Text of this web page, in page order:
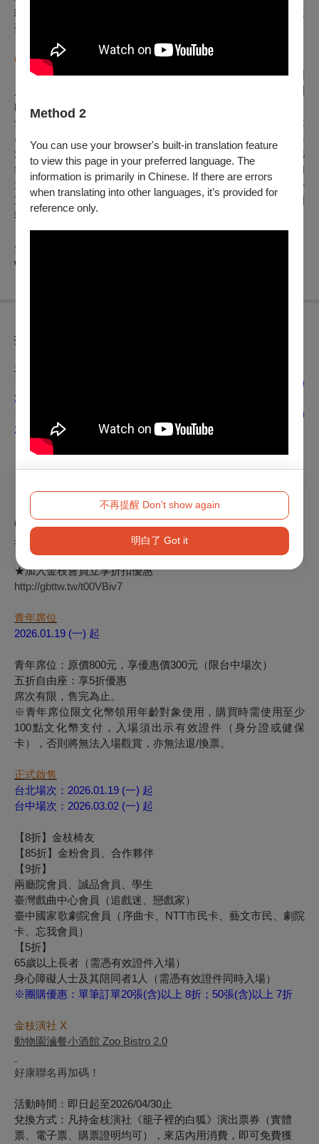
Method 2
You can use your browser's built-in translation feature
to view this page in your preferred language. The
information is primarily in Chinese. If there are errors
when translating into other languages, it’s provided for
reference only.
不再提醒 Don't show again
明白了 Got it
編導作品《再一步，天堂？！》「獨腳戲《王子》」《仲夏夜
夢》《Hamlet No.9》。
■ 金枝演社劇團
「金枝」是人類學的名著；祭司與先知以黃金樹枝賄賂守門
的名號，搬演台語音樂劇，帶領觀眾去冒險。
金枝演社，創立於1993年春天，秉持「從土地長出來的文化最
感人」理念，不但以開創特有的台語歌舞劇美學，獲雲門舞集
創辦人林懷民盛讚「開啟台語音樂劇的時代」，被譽為最接地
氣的台客戲劇天團；更走出劇場，多部結合歷史及古蹟場域的
大型創作展演，開啟臺灣經典「史詩環境劇場」，深獲國內外
重要肯定，是當代極具臺灣文化美學特色的現代劇團。（本團
獲國藝會2025年度演藝團隊年度獎助專案）
金枝官網：
www.goldenbough.com.tw
折扣方案
全民早鳥
台北場次：2025.12.17 (三) 中午12:00 — 2026.01.18 (日)
23:59
台中場次：2025.12.17 (三) 中午12:00 — 2026.03.01 (日)
23:59
【8折】一般觀眾
65歲以上長者（需憑有效證件入場）
身心障礙人士及其陪同者1人（需憑有效證件同時入場）
★加入金枝會員立享折扣優惠
http://gbttw.tw/t00VBiv7
青年席位
2026.01.19 (一) 起
青年席位：原價800元，享優惠價300元（限台中場次）
五折自由座：享5折優惠
席次有限，售完為止。
※青年席位限文化幣領用年齡對象使用，購買時需使用至少
100點文化幣支付，入場須出示有效證件（身分證或健保
卡），否則將無法入場觀賞，亦無法退/換票。
正式啟售
台北場次：2026.01.19 (一) 起
台中場次：2026.03.02 (一) 起
【8折】金枝椅友
【85折】金粉會員、合作夥伴
【9折】
兩廳院會員、誠品會員、學生
臺灣戲曲中心會員（追戲迷、戀戲家）
臺中國家歌劇院會員（序曲卡、NTT市民卡、藝文市民、劇院
卡、忘我會員）
【5折】
65歲以上長者（需憑有效證件入場）
身心障礙人士及其陪同者1人（需憑有效證件同時入場）
※ 團購優惠：單筆訂單20張(含)以上 8折；50張(含)以上 7折
金枝演社 X
動物園滷餐小酒館 Zoo Bistro 2.0
好康聯名再加碼！
活動時間：即日起至2026/04/30止
兌換方式：凡持金枝演社《籠子裡的白狐》演出票券（實體
票、電子票、購票證明均可），來店內用消費，即可免費獲